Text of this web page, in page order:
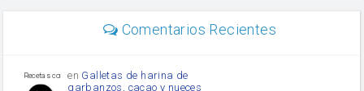
Comentarios Recientes
Recetas con sazon
en Galletas de harina de
garbanzos, cacao y nueces